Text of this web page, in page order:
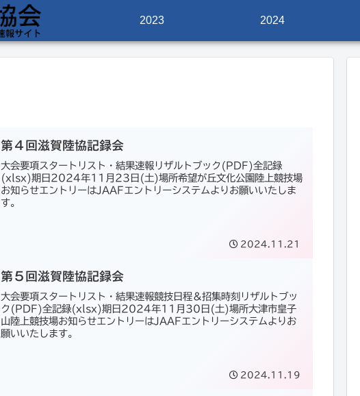
2023 2024
第４回滋賀陸協記録会
大会要項スタートリスト・結果速報リザルトブック(PDF)全記録
(xlsx)期日2024年11月23日(土)場所希望が丘文化公園陸上競技場
お知らせエントリーはJAAFエントリーシステムよりお願いいたしま
す。
2024.11.21
第５回滋賀陸協記録会
大会要項スタートリスト・結果速報競技日程＆招集時刻リザルトブッ
ク(PDF)全記録(xlsx)期日2024年11月30日(土)場所大津市皇子
山陸上競技場お知らせエントリーはJAAFエントリーシステムよりお
願いいたします。
2024.11.19